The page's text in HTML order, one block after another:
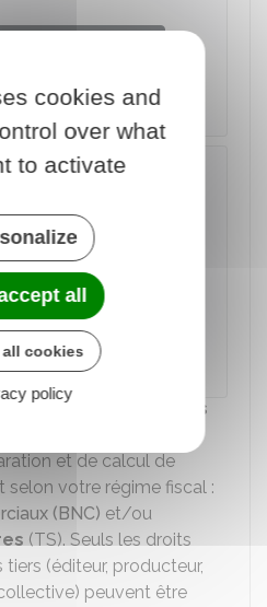
Urssaf
2 de votre
(principaux et
la nature de l'œuvre
liste déroulante.
comment déclarer
de revenus.
des cotisations
et de calcul de
selon votre régime fiscal :
(BNC) et/ou
(TS). Seuls les droits
(éditeur, producteur,
peuvent être
cookies and
over what
to activate
all
all cookies
policy